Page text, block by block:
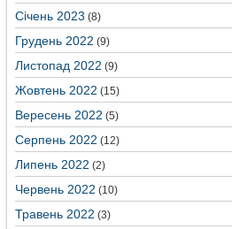
Січень 2023 (8)
Грудень 2022 (9)
Листопад 2022 (9)
Жовтень 2022 (15)
Вересень 2022 (5)
Серпень 2022 (12)
Липень 2022 (2)
Червень 2022 (10)
Травень 2022 (3)